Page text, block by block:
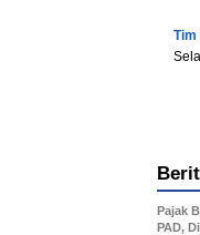
Tim
Pajak
PAD,